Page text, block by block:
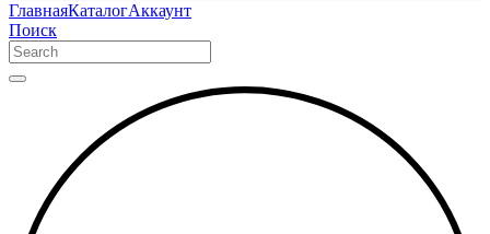
ГлавнаяКаталогАккаунт
Поиск